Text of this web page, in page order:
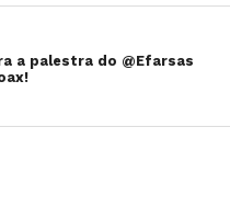
a palestra do @Efarsas